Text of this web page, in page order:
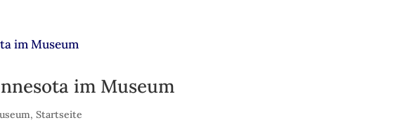
im Museum
,Startseite